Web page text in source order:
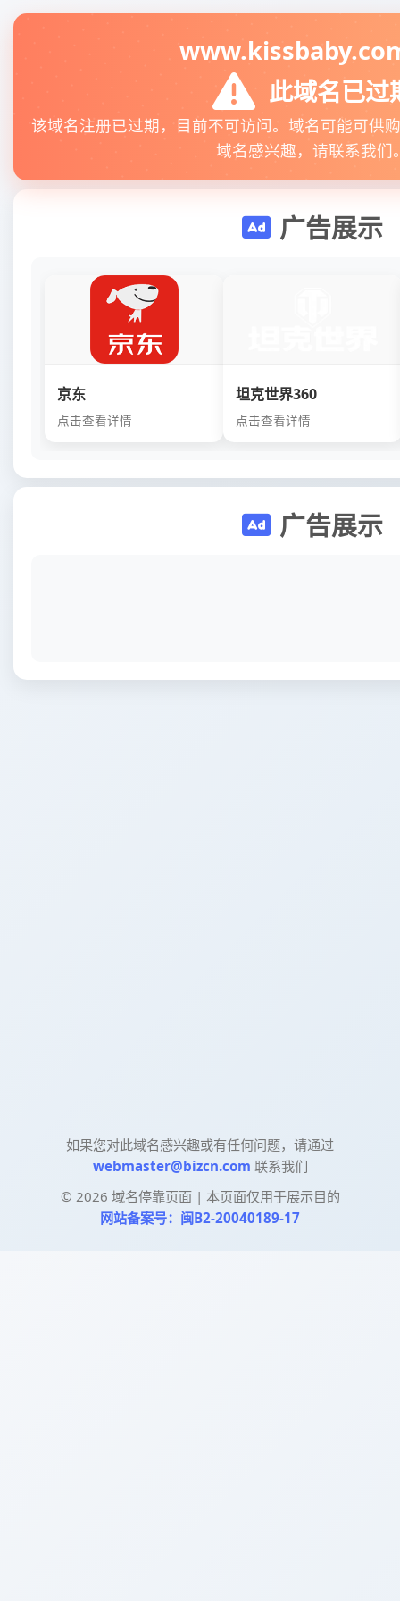
此域名已过
该域名注册已过期，目前不可访问。域名可能可供
域名感兴趣，请联系我们
广告展示
京东
点击查看详情
坦克世界360
点击查看详情
广告展示
如果您对此域名感兴趣或有任何问题，请通过
webmaster@bizcn.com 联系我们
© 2026 域名停靠页面 | 本页面仅用于展示目的
网站备案号：闽B2-20040189-17